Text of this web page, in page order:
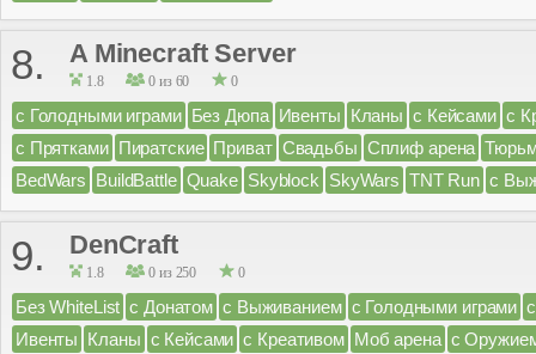
8. A Minecraft Server
1.8 0 из 60 0
с Голодными играми Без Дюпа Ивенты Кланы с Кейсами с
с Прятками Пиратские Приват Свадьбы Сплиф арена
BedWars BuildBattle Quake Skyblock SkyWars TNT Run с
9. DenCraft
1.8 0 из 250 0
Без WhiteList с Донатом с Выживанием с Голодными играми
Ивенты Кланы с Кейсами с Креативом Моб арена с